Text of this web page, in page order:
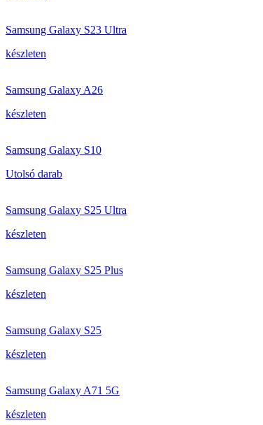
Samsung Galaxy S23 Ultra
készleten
Samsung Galaxy A26
készleten
Samsung Galaxy S10
Utolsó darab
Samsung Galaxy S25 Ultra
készleten
Samsung Galaxy S25 Plus
készleten
Samsung Galaxy S25
készleten
Samsung Galaxy A71 5G
készleten